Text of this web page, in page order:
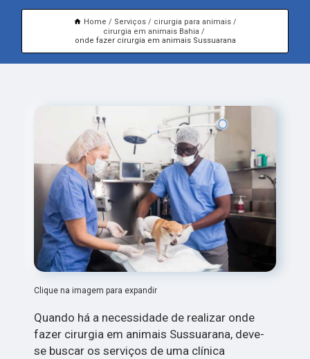
Home Serviços
cirurgia para animais
cirurgia em animais Bahia
onde fazer cirurgia em animais Sussuarana
Clique na imagem para expandir
Quando há a necessidade de realizar onde
fazer cirurgia em animais Sussuarana, deve-
se buscar os serviços de uma clínica